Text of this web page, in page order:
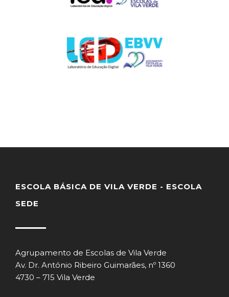
ESCOLA BÁSICA DE VILA VERDE - ESCOLA
SEDE
Agrupamento de Escolas de Vila Verde
Av. Dr. António Ribeiro Guimarães, nº 1360
4730 – 715 Vila Verde